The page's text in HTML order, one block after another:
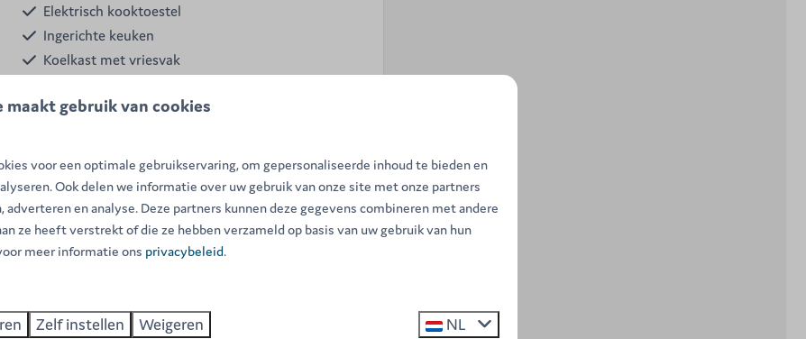
Elektrisch kooktoestel
Ingerichte keuken
Koelkast met vriesvak
voor 8 personen beschikt over een unieke
drie slaapkamers, eigen sanitair, een ingerichte
maakt gebruik van cookies
voor een optimale gebruikservaring, om gepersonaliseerde inhoud te bieden en
Ook delen we informatie over uw gebruik van onze site met onze partners
adverteren en analyse. Deze partners kunnen deze gegevens combineren met andere
ze heeft verstrekt of die ze hebben verzameld op basis van uw gebruik van hun
meer informatie ons privacybeleid.
Zelf instellen Weigeren NL